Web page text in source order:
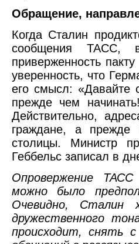
Обращение,
Когда Сталин
сообщения ТАСС,
приверженность
уверенность, что
его смысл: «Давайте
прежде чем
Действительно,
граждане, а прежде
столицы. Министр
Геббельс записал в
Опровержение
можно было
Очевидно, Сталин
дружественного
происходит, снять